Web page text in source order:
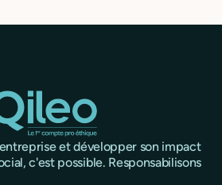
et développer son impact
c'est possible. Responsabilisons